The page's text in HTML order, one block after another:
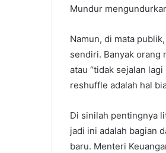
Mundur
Namun, di mata
sendiri. Banyak orang
atau “tidak sejalan
reshuffle adalah hal
Di sinilah pentingnya
jadi ini adalah bagian
baru. Menteri